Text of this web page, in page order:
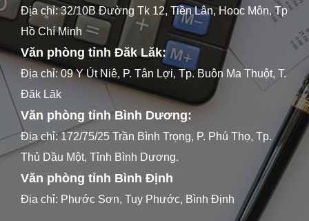
Địa chỉ: 32/10B Đường Tk 12, Tiền Lân, Hooc Môn, Tp
Hồ Chí Minh
Văn phòng tỉnh Đăk Lăk:
Địa chỉ: 09 Y Út Niê, P. Tân Lợi, Tp. Buôn Ma Thuột, T.
Đăk Lăk
Văn phòng tỉnh Bình Dương:
Địa chỉ: 172/75/25 Trần Bình Trọng, P. Phú Thọ, Tp.
Thủ Dầu Một, Tỉnh Bình Dương.
Văn phòng tỉnh Bình Định
Địa chỉ: Phước Sơn, Tuy Phước, Bình Định